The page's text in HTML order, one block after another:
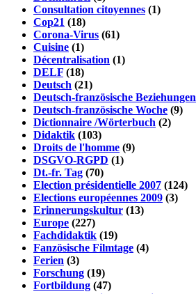
Consultation citoyennes (1)
Cop21 (18)
Corona-Virus (61)
Cuisine (1)
Décentralisation (1)
DELF (18)
Deutsch (21)
Deutsch-französische Beziehungen
Deutsch-französische Woche (9)
Dictionnaire /Wörterbuch (2)
Didaktik (103)
Droits de l'homme (9)
DSGVO-RGPD (1)
Dt.-fr. Tag (70)
Election présidentielle 2007 (124)
Elections européennes 2009 (3)
Erinnerungskultur (13)
Europe (227)
Fachdidaktik (19)
Fanzösische Filmtage (4)
Ferien (3)
Forschung (19)
Fortbildung (47)